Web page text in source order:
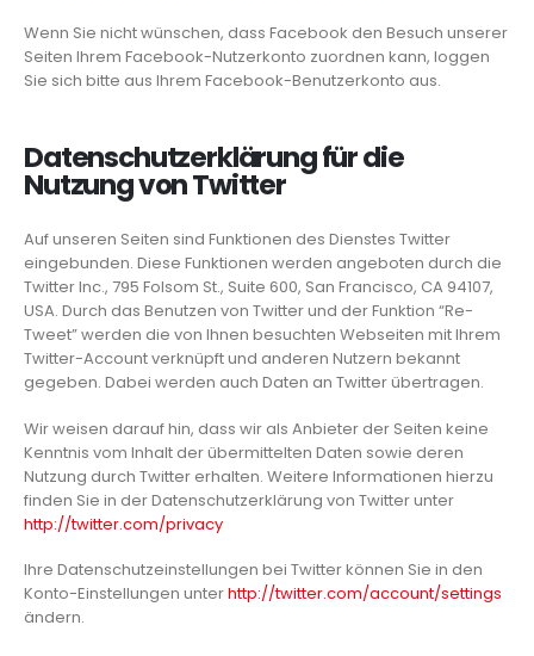
Wenn Sie nicht wünschen, dass Facebook den Besuch unserer
Seiten Ihrem Facebook-Nutzerkonto zuordnen kann, loggen
Sie sich bitte aus Ihrem Facebook-Benutzerkonto aus.
Datenschutzerklärung für die
Nutzung von Twitter
Auf unseren Seiten sind Funktionen des Dienstes Twitter
eingebunden. Diese Funktionen werden angeboten durch die
Twitter Inc., 795 Folsom St., Suite 600, San Francisco, CA 94107,
USA. Durch das Benutzen von Twitter und der Funktion “Re-
Tweet” werden die von Ihnen besuchten Webseiten mit Ihrem
Twitter-Account verknüpft und anderen Nutzern bekannt
gegeben. Dabei werden auch Daten an Twitter übertragen.
Wir weisen darauf hin, dass wir als Anbieter der Seiten keine
Kenntnis vom Inhalt der übermittelten Daten sowie deren
Nutzung durch Twitter erhalten. Weitere Informationen hierzu
finden Sie in der Datenschutzerklärung von Twitter unter
http://twitter.com/privacy
Ihre Datenschutzeinstellungen bei Twitter können Sie in den
Konto-Einstellungen unterhttp://twitter.com/account/settings
ändern.